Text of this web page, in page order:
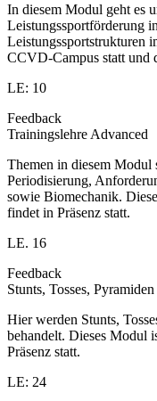
In diesem Modul geht es
Leistungssportförderung
Leistungssportstrukturen
CCVD-Campus statt und
LE: 10
Feedback
Trainingslehre Advanced
Themen in diesem Modul
Periodisierung,
sowie Biomechanik.
findet in Präsenz statt.
LE. 16
Feedback
Stunts, Tosses,
Hier werden Stunts,
behandelt. Dieses Modul
Präsenz statt.
LE: 24